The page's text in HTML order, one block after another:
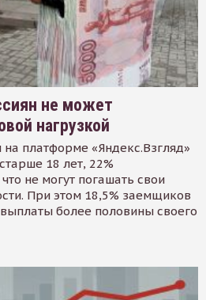
не может
нагрузкой
платформе «Яндекс.Взгляд»
18 лет, 22%
не могут погашать свои
При этом 18,5% заемщиков
более половины своего